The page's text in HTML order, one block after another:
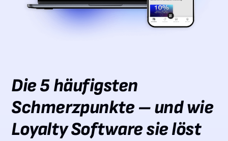
Die 5 häufigsten
Schmerzpunkte – und wie
Loyalty Software sie löst